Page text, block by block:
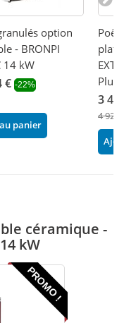
option
- BRONPI
14 kW
€ -22%
panier
plat
Plus
3
4
céramique -
kW
PROMO !